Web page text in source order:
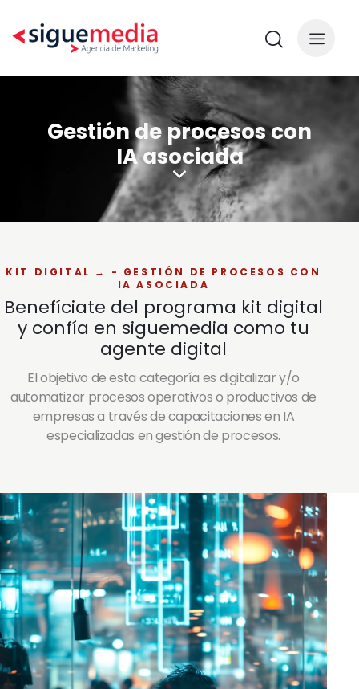
Gestión de procesos con
IA asociada
KIT DIGITAL → - GESTIÓN DE PROCESOS CON
IA ASOCIADA
Benefíciate del programa kit digital
y confía en siguemedia como tu
agente digital
El objetivo de esta categoría es digitalizar y/o
automatizar procesos operativos o productivos de
empresas a través de capacitaciones en IA
especializadas en gestión de procesos.